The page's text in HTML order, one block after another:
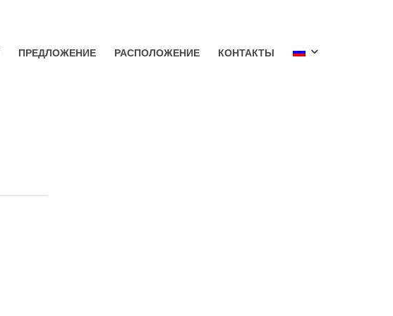
ПРЕДЛОЖЕНИЕ РАСПОЛОЖЕНИЕ КОНТАКТЫ